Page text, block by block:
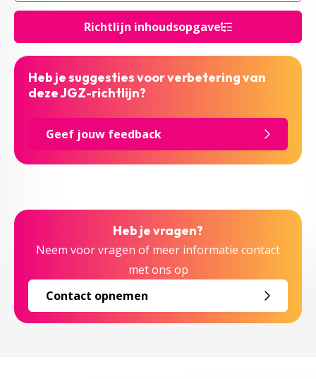
Richtlijn inhoudsopgave
Heb je suggesties voor verbetering van
deze JGZ-richtlijn?
Geef jouw feedback
Heb je vragen?
Neem voor vragen of meer informatie contact
met ons op
Contact opnemen